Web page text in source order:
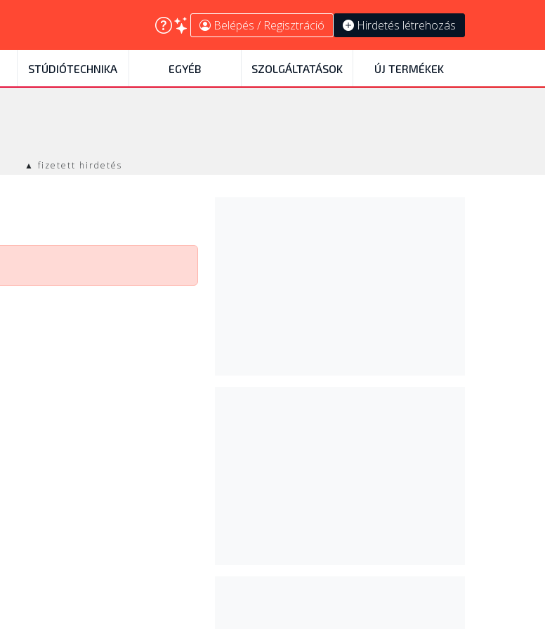
Belépés / Regisztráció Hirdetés létrehozás
STÚDIÓTECHNIKA EGYÉB SZOLGÁLTATÁSOK ÚJ TERMÉKEK
▲ fizetett hirdetés